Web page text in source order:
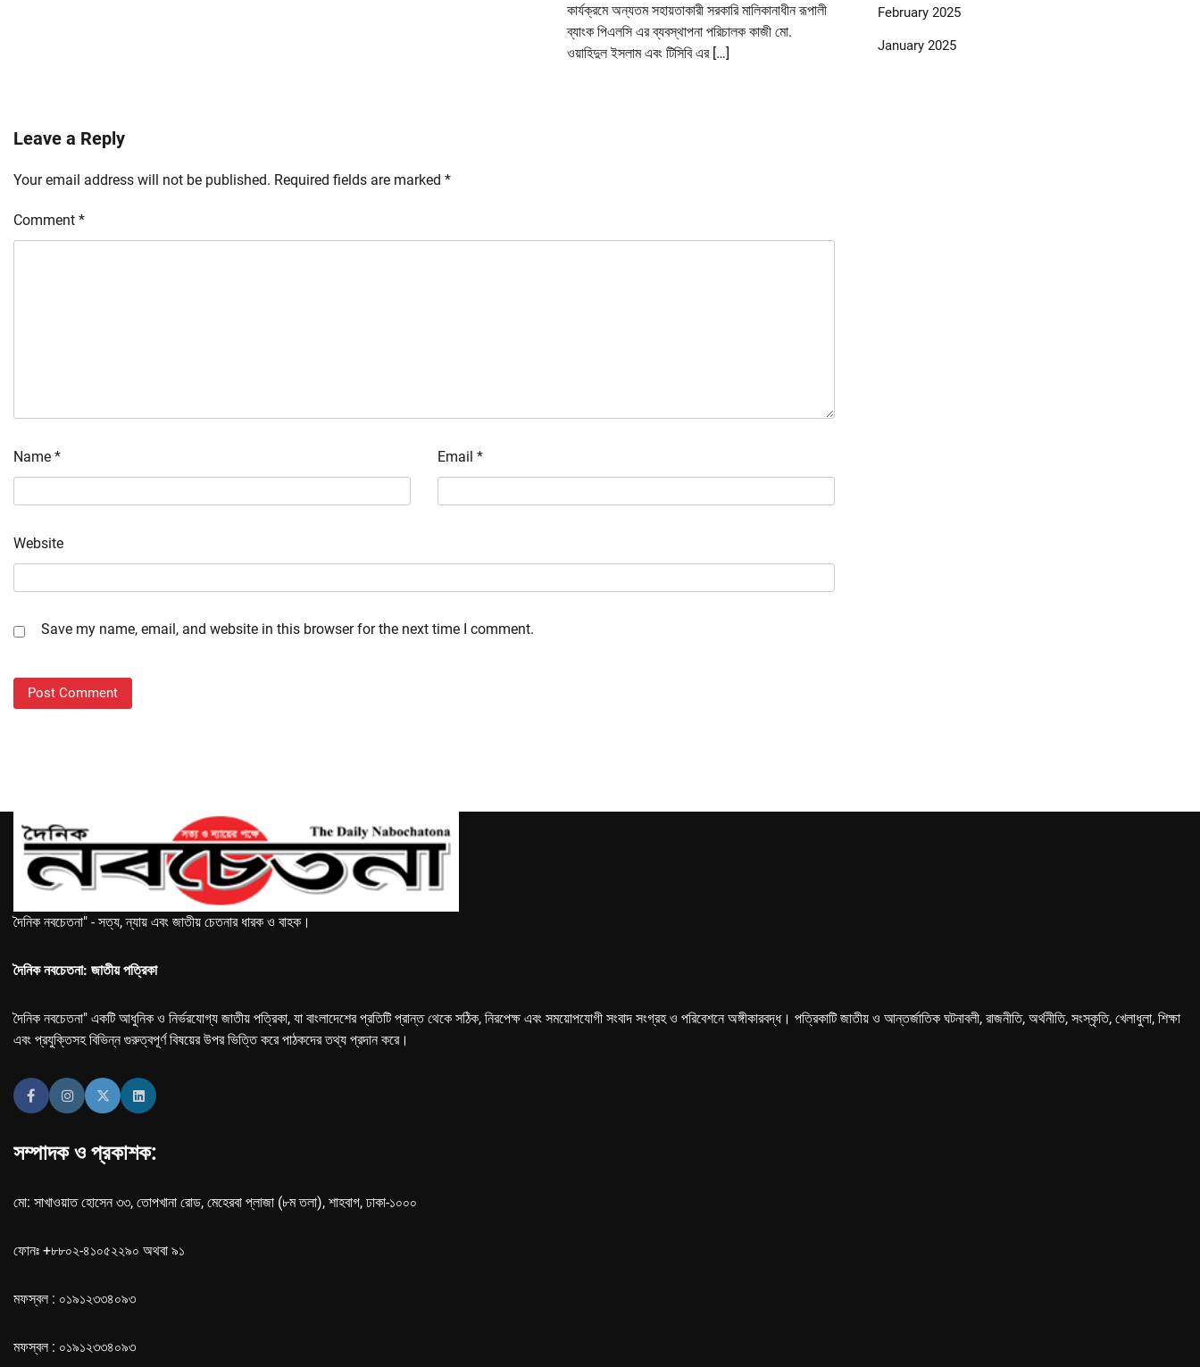
কার্যক্রমে অন্যতম সহায়তাকারী সরকারি মালিকানাধীন রূপালী
ব্যাংক পিএলসি এর ব্যবস্থাপনা পরিচালক কাজী মো.
ওয়াহিদুল ইসলাম এবং টিসিবি এর […]
Leave a Reply
Your email address will not be published. Required fields are marked *
Comment *
Name * Email *
Website
Save my name, email, and website in this browser for the next time I comment.
February 2025
January 2025
দৈনিক নবচেতনা" - সত্য, ন্যায় এবং জাতীয় চেতনার ধারক ও বাহক।
দৈনিক নবচেতনা: জাতীয় পত্রিকা
দৈনিক নবচেতনা" একটি আধুনিক ও নির্ভরযোগ্য জাতীয় পত্রিকা, যা বাংলাদেশের প্রতিটি প্রান্ত থেকে সঠিক, নিরপেক্ষ এবং সময়োপযোগী সংবাদ সংগ্রহ ও পরিবেশনে অঙ্গীকারবদ্ধ। পত্রিকাটি জাতীয় ও আন্তর্জাতিক ঘটনাবলী, রাজনীতি, অর্থনীতি, সংস্কৃতি, খেলাধুলা, শিক্ষা
এবং প্রযুক্তিসহ বিভিন্ন গুরুত্বপূর্ণ বিষয়ের উপর ভিত্তি করে পাঠকদের তথ্য প্রদান করে।
সম্পাদক ও প্রকাশক:
মো: সাখাওয়াত হোসেন ৩৩, তোপখানা রোড, মেহেরবা প্লাজা (৮ম তলা), শাহবাগ, ঢাকা-১০০০
ফোনঃ +৮৮০২-৪১০৫২২৯০ অথবা ৯১
মফস্বল : ০১৯১২৩৩৪০৯৩
মফস্বল : ০১৯১২৩৩৪০৯৩